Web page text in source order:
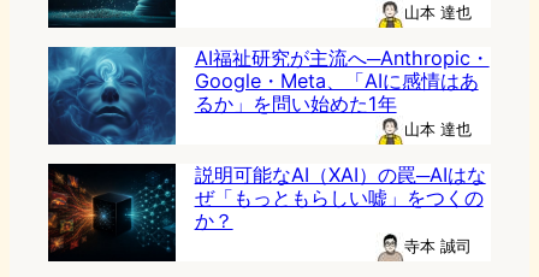
山本 達也
AI福祉研究が主流へ─Anthropic・
Google・Meta、「AIに感情はあ
るか」を問い始めた1年
山本 達也
説明可能なAI（XAI）の罠─AIはな
ぜ「もっともらしい嘘」をつくの
か？
寺本 誠司